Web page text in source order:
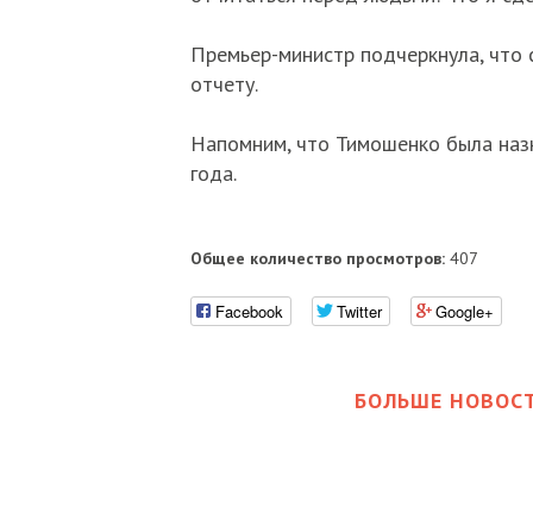
Премьер-министр подчеркнула,
отчету.
Напомним, что Тимошенко была
года.
Общее количество просмотров:407
Facebook Twitter Google+
БОЛЬШЕ